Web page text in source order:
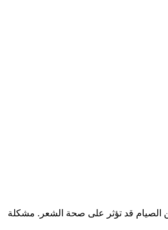
الصيام قد تؤثر على صحة الشعر. مشكلة